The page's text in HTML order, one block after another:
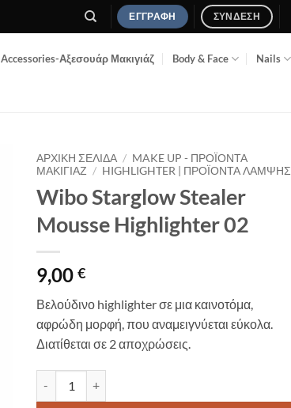
ΕΓΓΡΑΦΉ ΣΎΝΔΕΣΗ
Accessories-Αξεσουάρ Μακιγιάζ Body & Face Nails
ΑΡΧΙΚΉ ΣΕΛΊΔΑ / MAKE UP - ΠΡΟΪΌΝΤΑ
ΜΑΚΙΓΙΆΖ / HIGHLIGHTER | ΠΡΟΪΌΝΤΑ ΛΆΜΨΗΣ
Wibo Starglow Stealer
Mousse Highlighter 02
9,00 €
Βελούδινο highlighter σε μια καινοτόμα,
αφρώδη μορφή, που αναμειγνύεται εύκολα.
Διατίθεται σε 2 αποχρώσεις.